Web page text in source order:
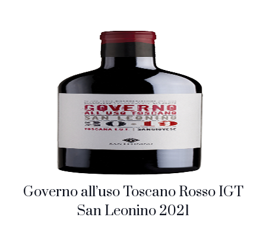
Governo all’uso Toscano Rosso IGT
San Leonino 2021